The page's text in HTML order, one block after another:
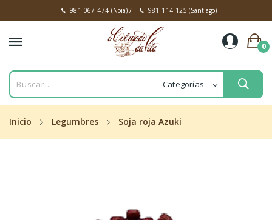
981 067 474 (Noia)/ 981 114 125 (Santiago)
0
Inicio Legumbres Soja roja Azuki